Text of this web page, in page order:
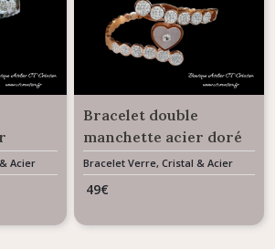
Acier
Bracelet double
manchette acier doré
rosé Coeur en nacre
Bracelet Verre, Cristal & Acier
49€